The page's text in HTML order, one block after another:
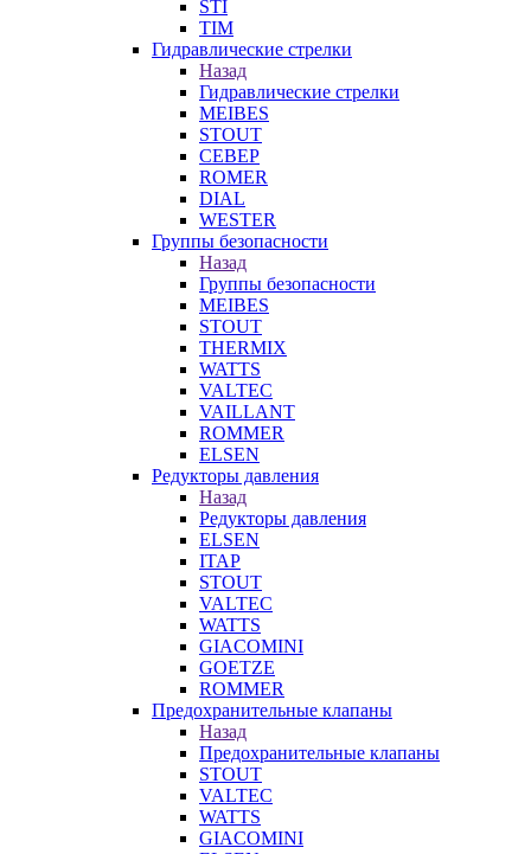
STI
TIM
Гидравлические стрелки
Назад
Гидравлические стрелки
MEIBES
STOUT
СЕВЕР
ROMER
DIAL
WESTER
Группы безопасности
Назад
Группы безопасности
MEIBES
STOUT
THERMIX
WATTS
VALTEC
VAILLANT
ROMMER
ELSEN
Редукторы давления
Назад
Редукторы давления
ELSEN
ITAP
STOUT
VALTEC
WATTS
GIACOMINI
GOETZE
ROMMER
Предохранительные клапаны
Назад
Предохранительные клапаны
STOUT
VALTEC
WATTS
GIACOMINI